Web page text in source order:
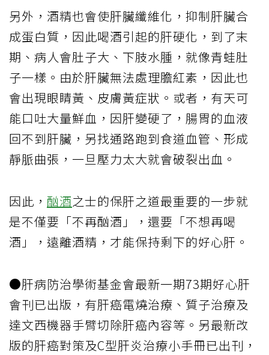
另外，酒精也會使肝臟纖維化，抑制肝臟合
成蛋白質，因此喝酒引起的肝硬化，到了末
期、病人會肚子大、下肢水腫，就像青蛙肚
子一樣。由於肝臟無法處理膽紅素，因此也
會出現眼睛黃、皮膚黃症狀。或者，有天可
能口吐大量鮮血，因肝變硬了，腸胃的血液
回不到肝臟，另找通路跑到食道血管、形成
靜脈曲張，一旦壓力太大就會破裂出血。
因此， 酗酒之士的保肝之道最重要的一步就
是不僅要「不再酗酒」，還要「不想再喝
酒」，遠離酒精，才能保持剩下的好心肝。
●肝病防治學術基金會最新一期73期好心肝
會刊已出版，有肝癌電燒治療、質子治療及
達文西機器手臂切除肝癌內容等。另最新改
版的肝癌對策及C型肝炎治療小手冊已出刊，